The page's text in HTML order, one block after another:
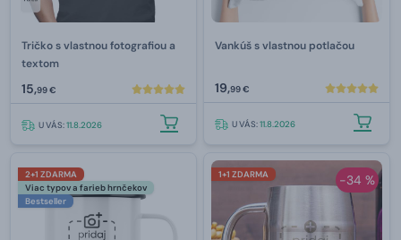
Tričko s vlastnou fotografiou a
textom
15,99 €
U VÁS:11.8.2026
Vankúš s vlastnou potlačou
19,99 €
U VÁS:11.8.2026
2+1 ZDARMA
Viac typov a farieb hrnčekov
Bestseller
-34 %
1+1 ZDARMA